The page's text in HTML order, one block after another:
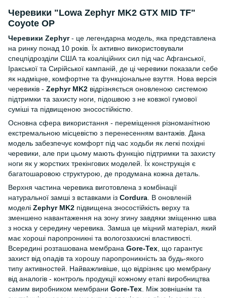
Черевики "Lowa Zephyr MK2 GTX MID TF"
Coyote OP
Черевики Zephyr- це легендарна модель, яка представлена ​​
на ринку понад 10 років. Їх активно використовували
спецпідрозділи США та коаліційних сил під час Афганської,
Іракської та Сирійської кампаній, де ці черевики показали себе
як надміцне, комфортне та функціональне взуття. Нова версія
черевиків - Zephyr MK2 відрізняється оновленою системою
підтримки та захисту ноги, підошвою з не ковзкої гумової
суміші та підвищеною зносостійкістю.
Основна сфера використання - переміщення різноманітною
екстремальною місцевістю з перенесенням вантажів. Дана
модель забезпечує комфорт під час ходьби як легкі похідні
черевики, але при цьому мають функцію підтримки та захисту
ноги як у жорстких трекінгових моделей. Їх конструкція є
багатошаровою структурою, де продумана кожна деталь.
Верхня частина черевика виготовлена ​​з комбінації
натуральної замші з вставками із Cordura. В оновленій
моделі Zephyr MK2 підвищена зносостійкість верху та
зменшено навантаження на зону згину завдяки зміщенню шва
з носка у середину черевика. Замша це міцний матеріал, який
має хороші паропроникні та вологозахисні властивості.
Всередині розташована мембрана Gore-Tex, що гарантує
захист від опадів та хорошу паропроникність за будь-якого
типу активностей. Найважливіше, що відрізняє цю мембрану
від аналогів - контроль продукції кожному етапі виробництва
самим виробником мембрани Gore-Tex. Між зовнішнім та